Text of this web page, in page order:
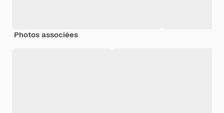
Photos associées